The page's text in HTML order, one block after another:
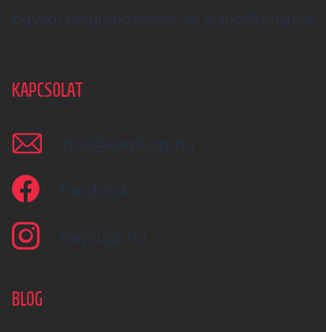
Egyedi megrendelések és ajándéktárgyak
KAPCSOLAT
irjon @ earplugs.hu
Facebook
earplugs.hu
BLOG